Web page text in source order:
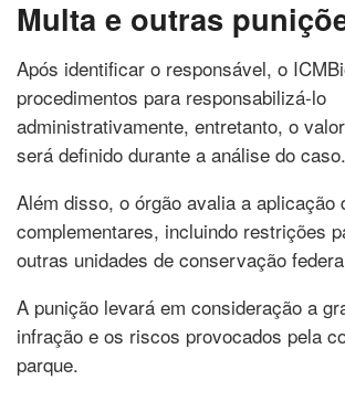
Multa e outras
Após identificar o responsável, o
procedimentos para responsabilizá-lo
administrativamente, entretanto, o
será definido durante a análise do caso.
Além disso, o órgão avalia a aplicação
complementares, incluindo restrições
outras unidades de conservação
A punição levará em consideração a
infração e os riscos provocados pela
parque.